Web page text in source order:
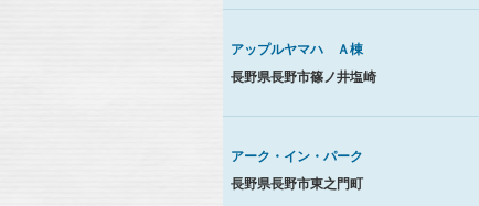
アップルヤマハ Ａ棟
長野県長野市篠ノ井塩崎
アーク・イン・パーク
長野県長野市東之門町